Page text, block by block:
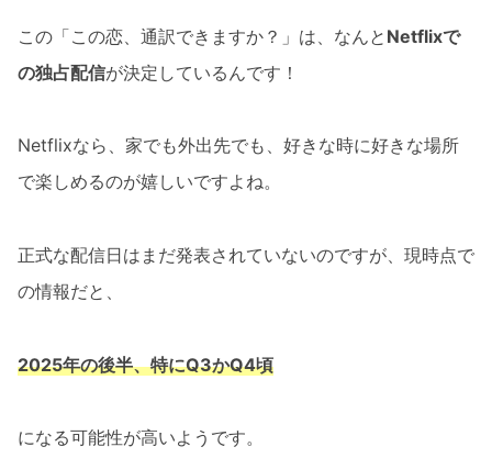
この「この恋、通訳できますか？」は、なんと Netflixで
の独占配信が決定しているんです！
Netflixなら、家でも外出先でも、好きな時に好きな場所
で楽しめるのが嬉しいですよね。
正式な配信日はまだ発表されていないのですが、現時点で
の情報だと、
2025年の後半、特にQ3かQ4頃
になる可能性が高いようです。